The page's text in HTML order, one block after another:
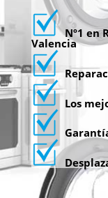
Nº1 en
Valencia
Los